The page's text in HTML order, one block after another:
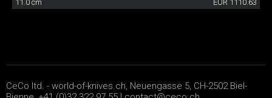
11.0 cm EUR 1110.63
CeCo ltd. - world-of-knives.ch, Neuengasse 5, CH-2502 Biel-